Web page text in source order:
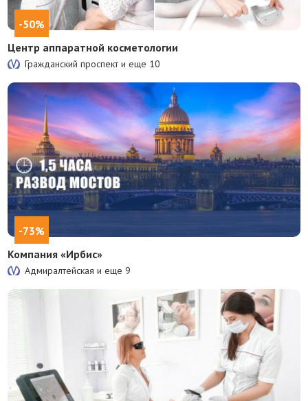
-50%
Центр аппаратной косметологии
Гражданский проспект и еще 10
-73%
Компания «Ирбис»
Адмиралтейская и еще 9